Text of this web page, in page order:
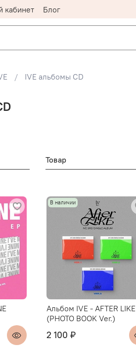
кабинет Блог
IVE альбомы CD
Товар
В наличии
Альбом IVE - AFTER LIKE
(PHOTO BOOK Ver.)
2 100 ₽